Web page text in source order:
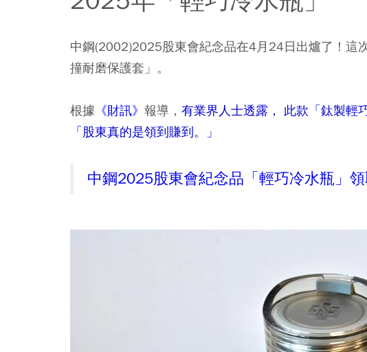
中鋼(2002)2025股東會紀念品在4月24日出爐了！這
撞耐磨保護套」。
根據 《財訊》 報導， 有業界人士透露， 此款「鈦製輕
「股東真的是領到賺到。」
中鋼2025股東會紀念品「輕巧冷水瓶」